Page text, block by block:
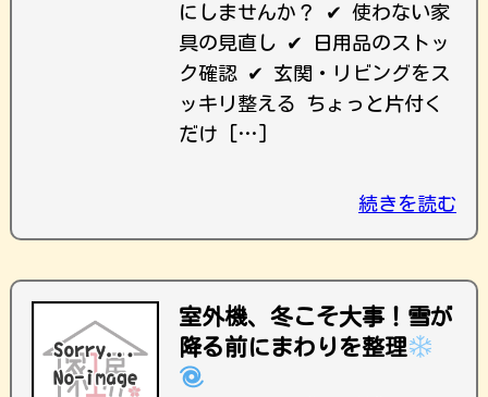
にしませんか？ ✔ 使わない家
具の見直し ✔ 日用品のストッ
ク確認 ✔ 玄関・リビングをス
ッキリ整える ちょっと片付く
だけ […]
続きを読む
室外機、冬こそ大事！雪が
降る前にまわりを整理